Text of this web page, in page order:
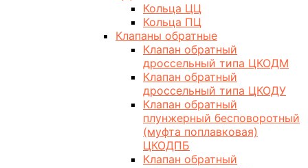
Кольца ЦЦ
Кольца ПЦ
Клапаны обратные
Клапан обратный
дроссельный типа ЦКОДМ
Клапан обратный
дроссельный типа ЦКОДУ
Клапан обратный
плунжерный бесповоротный
(муфта поплавковая)
ЦКОДПБ
Клапан обратный